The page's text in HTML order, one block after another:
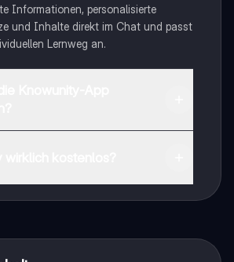
Informationen, personalisierte
und Inhalte direkt im Chat und passt
Lernweg an.